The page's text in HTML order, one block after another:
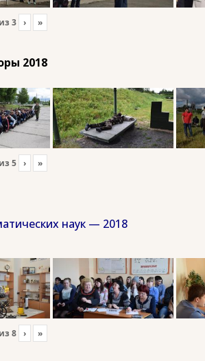
из 3 › »
2018
из 5 › »
наук — 2018
из 8 › »